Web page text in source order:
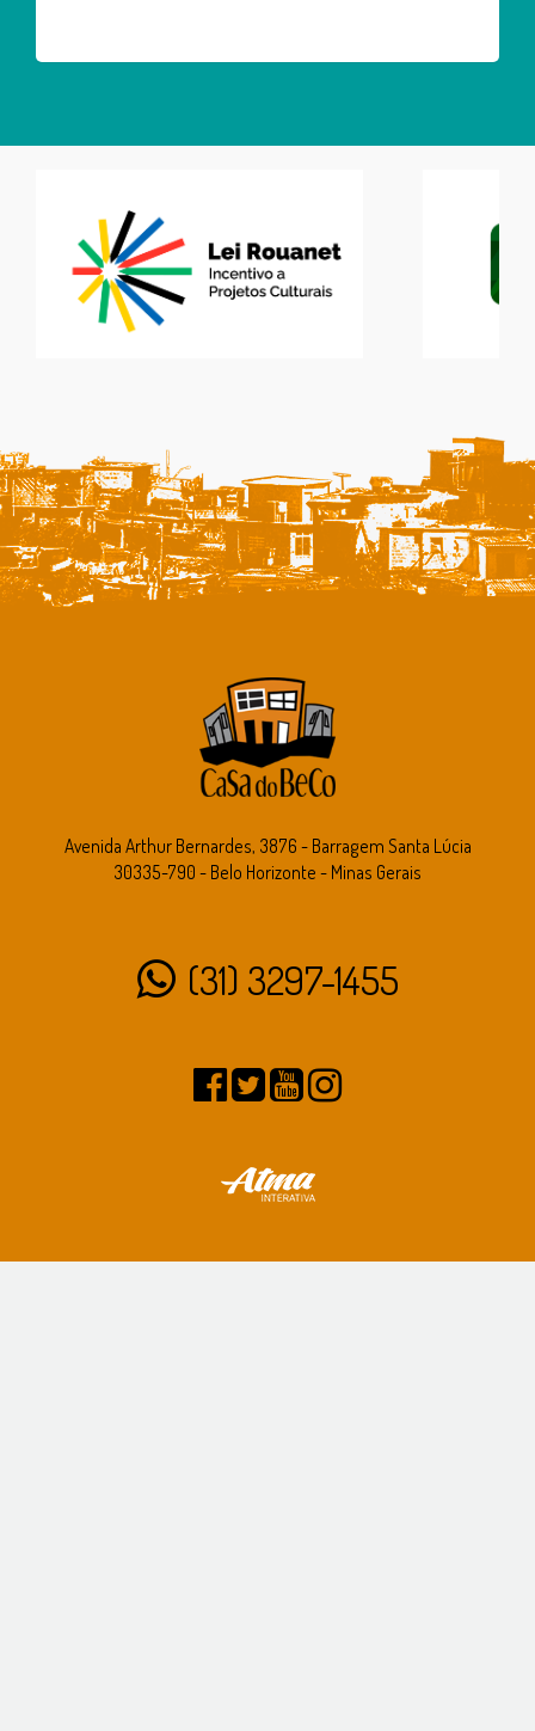
Avenida Arthur Bernardes, 3876 - Barragem Santa Lúcia
30335-790 - Belo Horizonte - Minas Gerais
(31) 3297-1455